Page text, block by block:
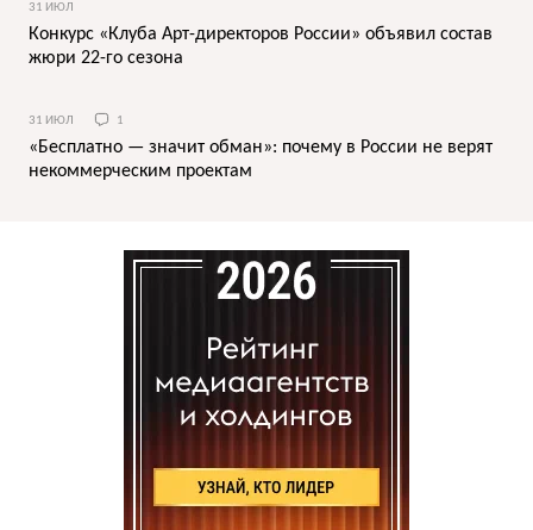
31 ИЮЛ
Конкурс «Клуба Арт-директоров России» объявил состав
жюри 22-го сезона
31 ИЮЛ 1
«Бесплатно — значит обман»: почему в России не верят
некоммерческим проектам